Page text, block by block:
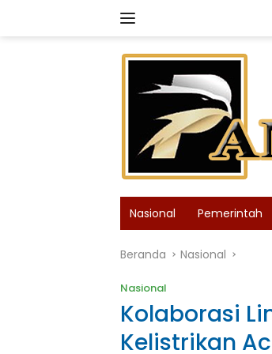
Nasional Pemerintah
Beranda Nasional
Nasional
Kolaborasi
Kelistrikan